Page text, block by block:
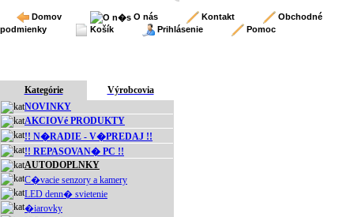
Domov O nás Kontakt
Obchodné
podmienky
Košík Prihlásenie Pomoc
Kategórie
Výrobcovia
NOVINKY
AKCIOVé PRODUKTY
!! N�RADIE - V�PREDAJ !!
!! REPASOVAN� PC !!
AUTODOPLNKY
C�vacie senzory a kamery
LED denn� svietenie
�iarovky